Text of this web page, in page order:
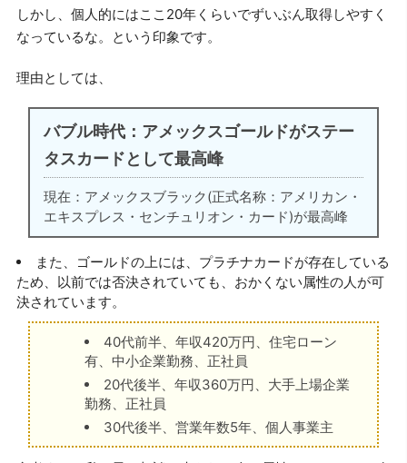
しかし、個人的にはここ20年くらいでずいぶん取得しやすく
なっているな。という印象です。
理由としては、
バブル時代：アメックスゴールドがステー
タスカードとして最高峰
現在：アメックスブラック(正式名称：アメリカン・
エキスプレス・センチュリオン・カード)が最高峰
また、ゴールドの上には、プラチナカードが存在している
ため、以前では否決されていても、おかくない属性の人が可
決されています。
40代前半、年収420万円、住宅ローン
有、中小企業勤務、正社員
20代後半、年収360万円、大手上場企業
勤務、正社員
30代後半、営業年数5年、個人事業主